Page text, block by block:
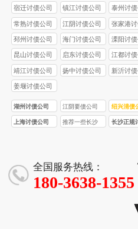
司
宿迁讨债公司 镇江讨债公司 泰州讨债
常熟讨债公司 江阴讨债公司
张家港
司
邳州讨债公司 海门讨债公司 溧阳讨债
昆山讨债公司 启东讨债公司 江都讨债
靖江讨债公司 扬中讨债公司 新沂讨债
姜堰讨债公司
湖州讨债公司 江阴要债公司 绍兴清债
上海讨债公司
推荐一些长沙
长沙正规
全国服务热线：
180-3638-1355